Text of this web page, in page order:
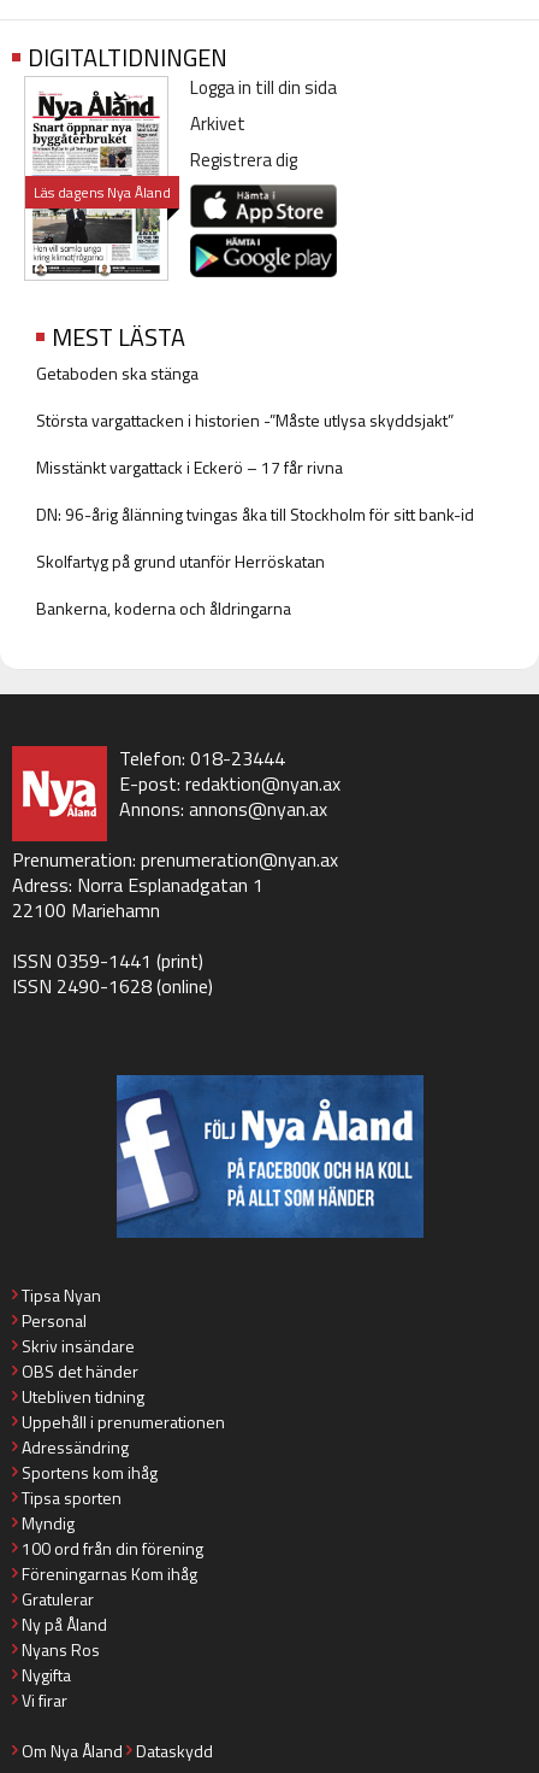
DIGITALTIDNINGEN
Läs dagens Nya Åland
Logga in till din sida
Arkivet
Registrera dig
MEST LÄSTA
Getaboden ska stänga
Största vargattacken i historien -”Måste utlysa skyddsjakt”
Misstänkt vargattack i Eckerö – 17 får rivna
DN: 96-årig ålänning tvingas åka till Stockholm för sitt bank-id
Skolfartyg på grund utanför Herröskatan
Bankerna, koderna och åldringarna
Telefon: 018-23444
E-post: redaktion@nyan.ax
Annons: annons@nyan.ax
Prenumeration: prenumeration@nyan.ax
Adress: Norra Esplanadgatan 1
22100 Mariehamn
ISSN 0359-1441 (print)
ISSN 2490-1628 (online)
Tipsa Nyan
Personal
Skriv insändare
OBS det händer
Utebliven tidning
Uppehåll i prenumerationen
Adressändring
Sportens kom ihåg
Tipsa sporten
Myndig
100 ord från din förening
Föreningarnas Kom ihåg
Gratulerar
Ny på Åland
Nyans Ros
Nygifta
Vi firar
Om Nya Åland Dataskydd